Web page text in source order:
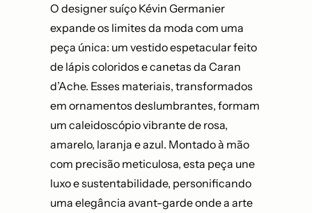
O designer suíço Kévin Germanier
expande os limites da moda com uma
peça única: um vestido espetacular feito
de lápis coloridos e canetas da Caran
d’Ache. Esses materiais, transformados
em ornamentos deslumbrantes, formam
um caleidoscópio vibrante de rosa,
amarelo, laranja e azul. Montado à mão
com precisão meticulosa, esta peça une
luxo e sustentabilidade, personificando
uma elegância avant-garde onde a arte